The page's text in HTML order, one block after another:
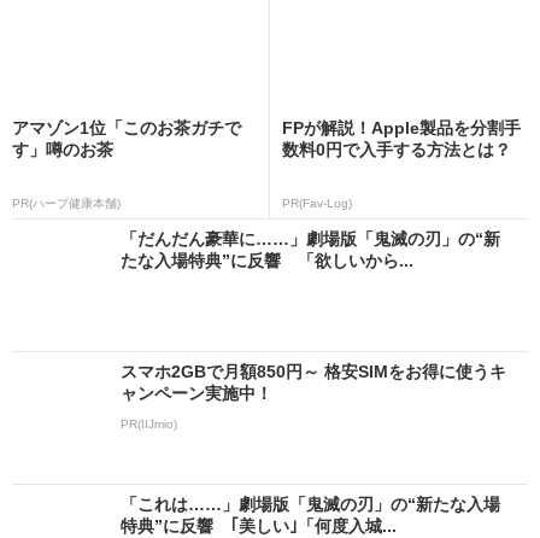
アマゾン1位「このお茶ガチで
す」噂のお茶
PR(ハーブ健康本舗)
FPが解説！Apple製品を分割手
数料0円で入手する方法とは？
PR(Fav-Log)
「だんだん豪華に……」劇場版「鬼滅の刃」の“新
たな入場特典”に反響 「欲しいから...
スマホ2GBで月額850円～ 格安SIMをお得に使うキ
ャンペーン実施中！
PR(IIJmio)
「これは……」劇場版「鬼滅の刃」の“新たな入場
特典”に反響 ｢美しい｣「何度入城...